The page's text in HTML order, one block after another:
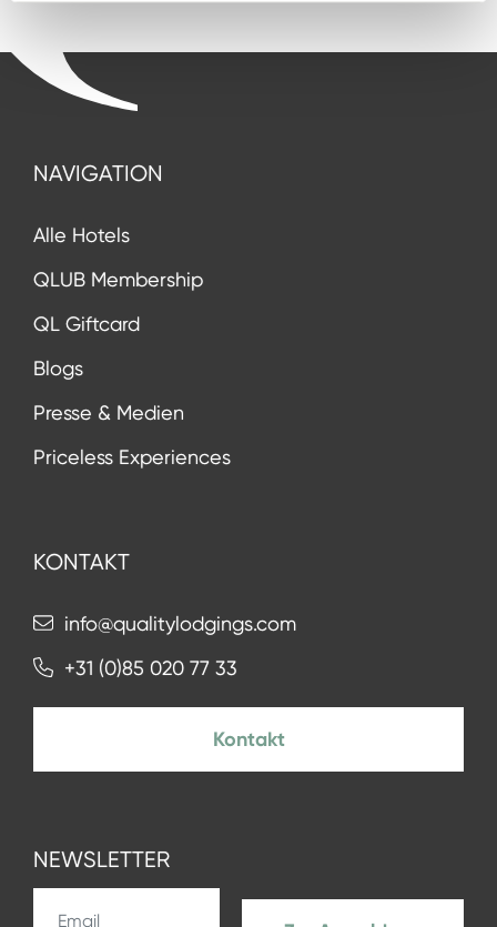
NAVIGATION
Alle Hotels
QLUB Membership
QL Giftcard
Blogs
Presse & Medien
Priceless Experiences
KONTAKT
info@qualitylodgings.com
+31 (0)85 020 77 33
Kontakt
NEWSLETTER